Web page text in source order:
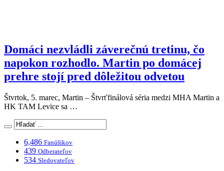
Domáci nezvládli záverečnú tretinu, čo
napokon rozhodlo. Martin po domácej
prehre stojí pred dôležitou odvetou
Štvrtok, 5. marec, Martin – Štvrťfinálová séria medzi MHA Martin a
HK TAM Levice sa …
6,486 Fanúšikov
439 Odberateľov
534 Sledovateľov